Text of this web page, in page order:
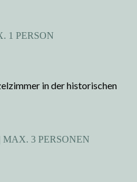
1 PERSON
in der historischen
MAX. 3 PERSONEN